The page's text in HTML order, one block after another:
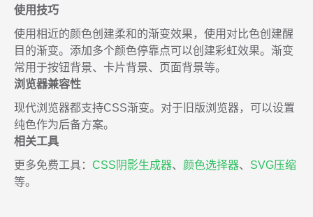
使用技巧
使用相近的颜色创建柔和的渐变效果，使用对比色创建醒
目的渐变。添加多个颜色停靠点可以创建彩虹效果。渐变
常用于按钮背景、卡片背景、页面背景等。
浏览器兼容性
现代浏览器都支持CSS渐变。对于旧版浏览器，可以设置
纯色作为后备方案。
相关工具
更多免费工具： CSS阴影生成器、 颜色选择器、 SVG压缩
等。